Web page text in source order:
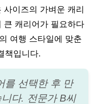
이즈의 가벼운 캐리
큰 캐리어가 필요하다
여행 스타일에 맞춘
책입니다.
를 선택한 후 만
다. 전문가 B씨